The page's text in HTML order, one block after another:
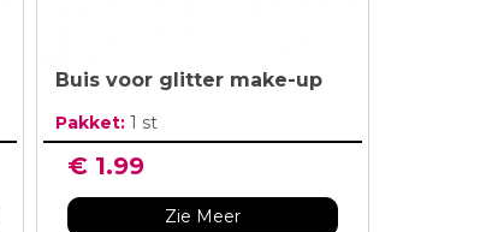
Buis voor glitter make-up
Pakket: 1 st
€ 1.99
Zie Meer